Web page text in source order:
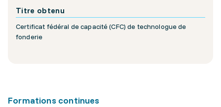
Titre obtenu
Certificat fédéral de capacité (CFC) de technologue de
fonderie
Formations continues